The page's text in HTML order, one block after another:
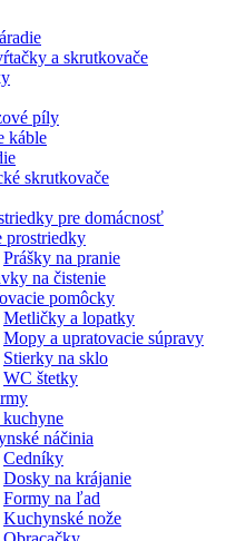
a skrutkovače
píly
káble
skrutkovače
pre domácnosť
prostriedky
Prášky na pranie
na čistenie
pomôcky
Metličky a lopatky
Mopy a upratovacie súpravy
Stierky na sklo
WC štetky
náčinia
Cedníky
Dosky na krájanie
Formy na ľad
Kuchynské nože